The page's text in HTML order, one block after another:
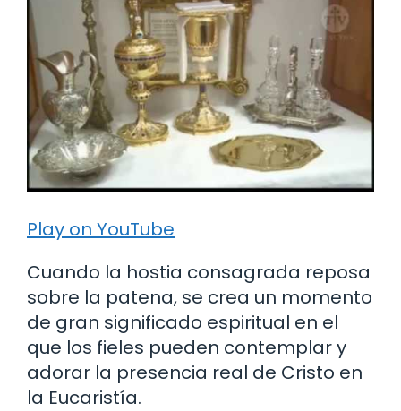
Play on YouTube
Cuando la hostia consagrada reposa
sobre la patena, se crea un momento
de gran significado espiritual en el
que los fieles pueden contemplar y
adorar la presencia real de Cristo en
la Eucaristía.